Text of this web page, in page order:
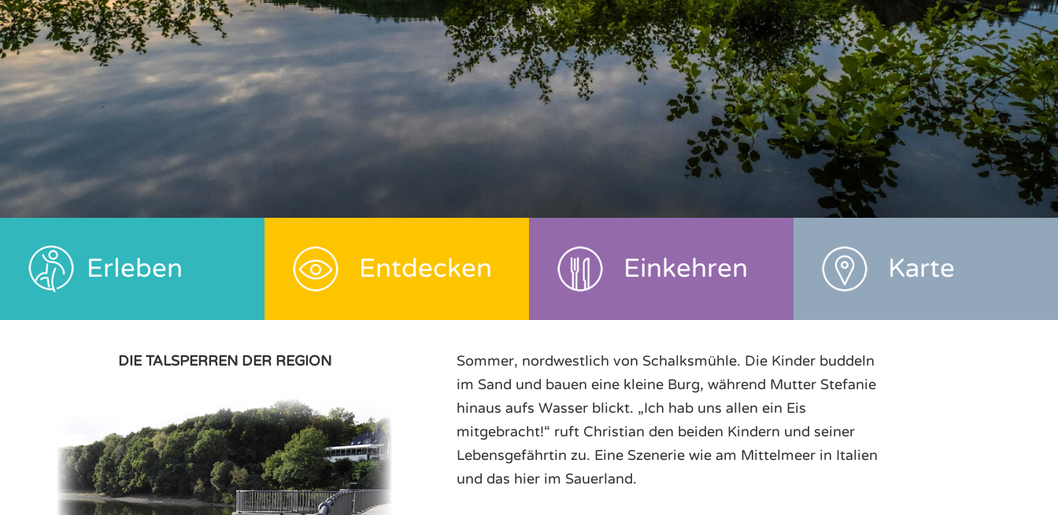
Erleben Entdecken Einkehren Karte
DIE TALSPERREN DER REGION
Sommer, nordwestlich von Schalksmühle. Die Kinder buddeln
im Sand und bauen eine kleine Burg, während Mutter Stefanie
hinaus aufs Wasser blickt. „Ich hab uns allen ein Eis
mitgebracht!“ ruft Christian den beiden Kindern und seiner
Lebensgefährtin zu. Eine Szenerie wie am Mittelmeer in Italien
und das hier im Sauerland.